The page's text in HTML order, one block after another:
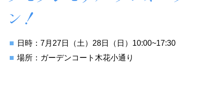
ン！
日時：7月27日（土）28日（日）10:00~17:30
場所：ガーデンコート木花小通り